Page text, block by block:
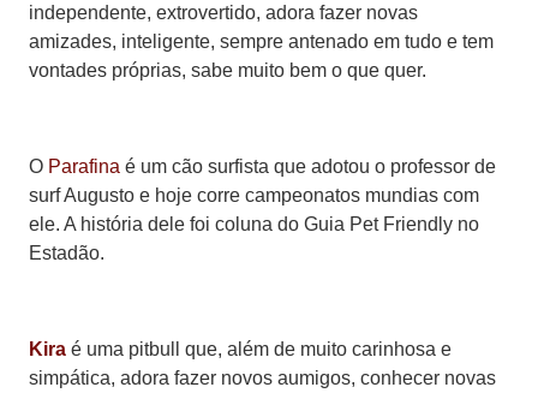
independente, extrovertido, adora fazer novas
amizades, inteligente, sempre antenado em tudo e tem
vontades próprias, sabe muito bem o que quer.
O Parafina é um cão surfista que adotou o professor de
surf Augusto e hoje corre campeonatos mundias com
ele. A história dele foi coluna do Guia Pet Friendly no
Estadão.
Kira é uma pitbull que, além de muito carinhosa e
simpática, adora fazer novos aumigos, conhecer novas